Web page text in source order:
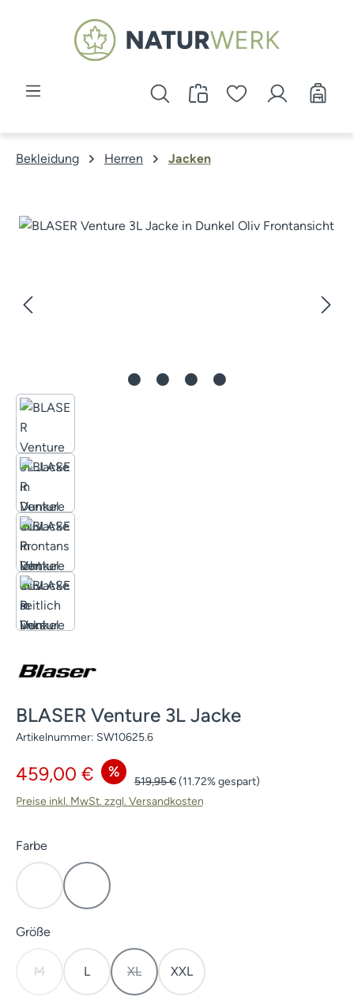
Zum Hauptinhalt springen
Bekleidung Herren Jacken
Bildergalerie überspringen
BLASER Venture 3L Jacke
Artikelnummer: SW10625.6
Verkaufspreis:
459,00 € %
Regulärer Preis:
519,95 €(11.72% gespart)
Preise inkl. MwSt. zzgl. Versandkosten
Farbeauswählen
HunTec CamoDunkel Oliv
(Diese Option ist zurzeit nicht verfügbar.)
Größeauswählen
M
(Diese Option ist zurzeit nicht verfügbar.)
L XL
(Diese Option ist zurzeit nicht verfügbar.)
XXL